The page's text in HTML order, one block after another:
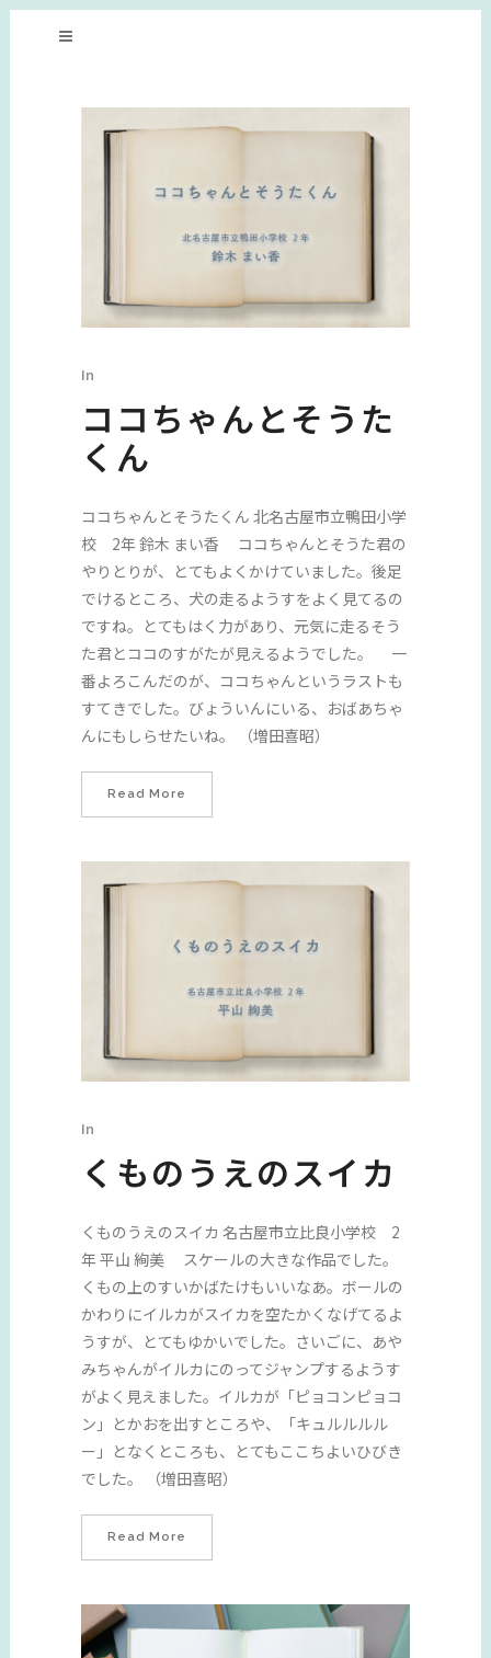
In
ココちゃんとそうた
くん
ココちゃんとそうたくん 北名古屋市立鴨田小学
校 2年 鈴木 まい香 ココちゃんとそうた君の
やりとりが、とてもよくかけていました。後足
でけるところ、犬の走るようすをよく見てるの
ですね。とてもはく力があり、元気に走るそう
た君とココのすがたが見えるようでした。 一
番よろこんだのが、ココちゃんというラストも
すてきでした。びょういんにいる、おばあちゃ
んにもしらせたいね。 （増田喜昭）
Read More
In
くものうえのスイカ
くものうえのスイカ 名古屋市立比良小学校 2
年 平山 絢美 スケールの大きな作品でした。
くもの上のすいかばたけもいいなあ。ボールの
かわりにイルカがスイカを空たかくなげてるよ
うすが、とてもゆかいでした。さいごに、あや
みちゃんがイルカにのってジャンプするようす
がよく見えました。イルカが「ピョコンピョコ
ン」とかおを出すところや、「キュルルルル
ー」となくところも、とてもここちよいひびき
でした。 （増田喜昭）
Read More